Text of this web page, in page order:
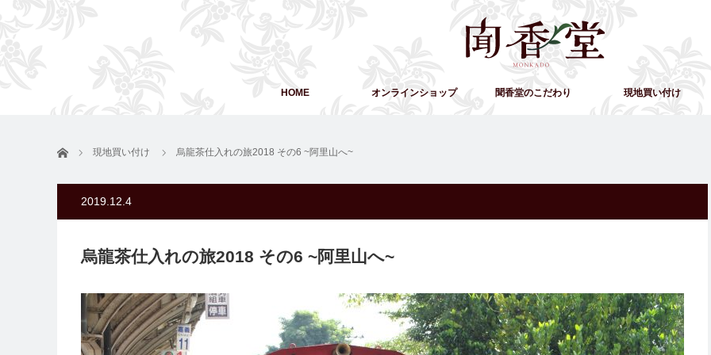
HOME オンラインショップ 聞香堂のこだわり 現地買い付け
ホーム 現地買い付け 烏龍茶仕入れの旅2018 その6 ~阿里山へ~
2019.12.4
烏龍茶仕入れの旅2018 その6 ~阿里山へ~